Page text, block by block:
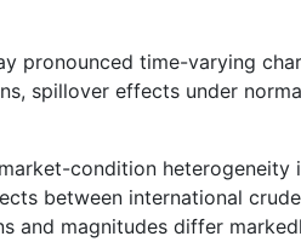
pronounced time-varying
spillover effects under
condition heterogeneity
between international
and magnitudes differ